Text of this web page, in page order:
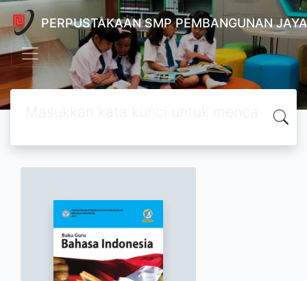
PERPUSTAKAAN SMP PEMBANGUNAN